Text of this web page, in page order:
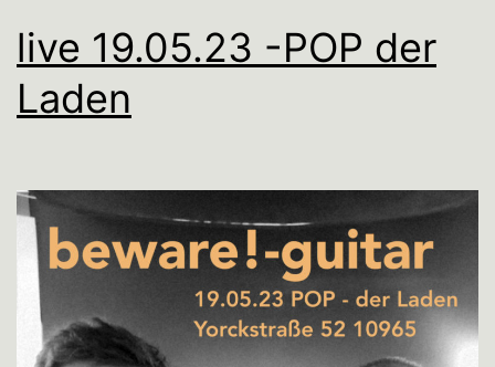
live 19.05.23 -POP der
Laden